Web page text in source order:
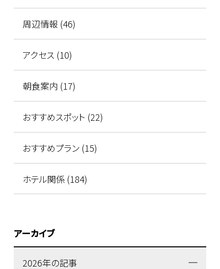
周辺情報 (46)
アクセス (10)
朝食案内 (17)
おすすめスポット (22)
おすすめプラン (15)
ホテル関係 (184)
アーカイブ
2026年の記事